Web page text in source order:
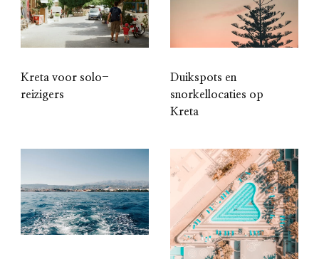
Kreta voor solo-
reizigers
Duikspots en
snorkellocaties op
Kreta